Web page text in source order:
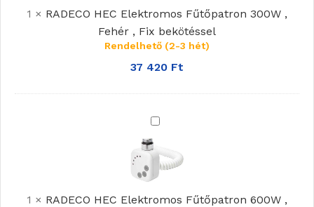
,
Fehér
Fix
1 × RADECO HEC Elektromos Fűtőpatron 300W ,
Fehér , Fix bekötéssel
Rendelhető (2-3 hét)
37 420 Ft
RADECO
HEC
Elektromos
Fűtőpatron
1 × RADECO HEC Elektromos Fűtőpatron 600W ,